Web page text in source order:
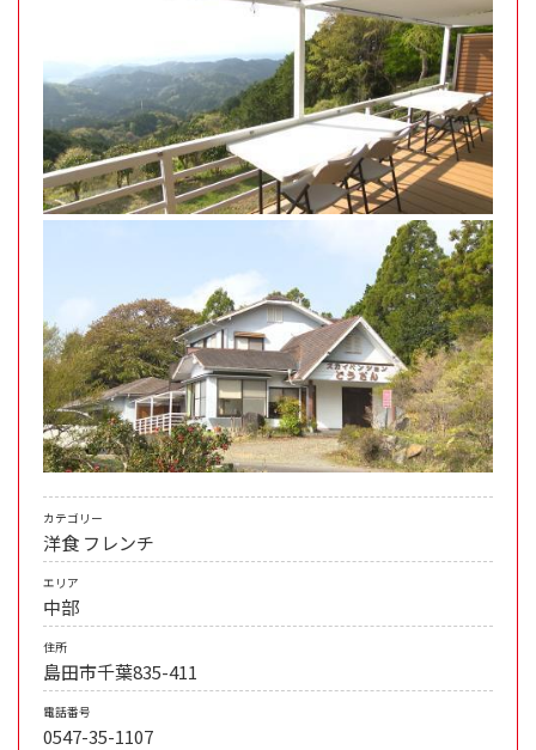
カテゴリー
洋食 フレンチ
エリア
中部
住所
島田市千葉835-411
電話番号
0547-35-1107